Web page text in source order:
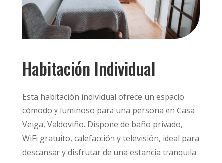
Habitación Individual
Esta habitación individual ofrece un espacio
cómodo y luminoso para una persona en Casa
Veiga, Valdoviño. Dispone de baño privado,
WiFi gratuito, calefacción y televisión, ideal para
descansar y disfrutar de una estancia tranquila